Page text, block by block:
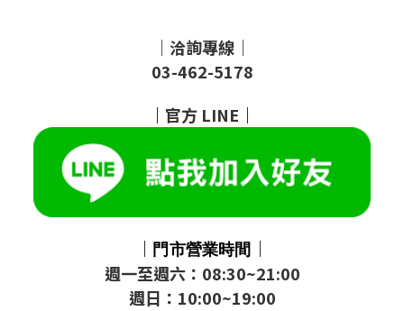
｜洽詢專線｜
03-462-5178
｜ 官方 LINE ｜
｜ 門市營業時間 ｜
週一至週六：08:30~21:00
週日：10:00~19:00